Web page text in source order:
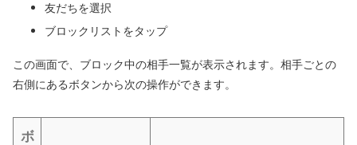
友だちを選択
ブロックリストをタップ
この画面で、ブロック中の相手一覧が表示されます。相手ごとの
右側にあるボタンから次の操作ができます。
ボ